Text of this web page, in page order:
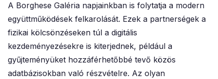
A Borghese Galéria napjainkban is folytatja a modern
együttműködések felkarolását. Ezek a partnerségek a
fizikai kölcsönzéseken túl a digitális
kezdeményezésekre is kiterjednek, például a
gyűjteményüket hozzáférhetőbbé tevő közös
adatbázisokban való részvételre. Az olyan